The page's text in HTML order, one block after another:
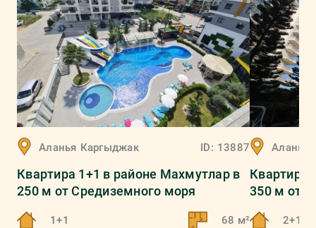
Аланья Каргыджак ID: 13887
Квартира 1+1 в районе Махмутлар в
250 м от Средиземного моря
1+1 68 м²
Аланья
Квартира
350 м от
2+1